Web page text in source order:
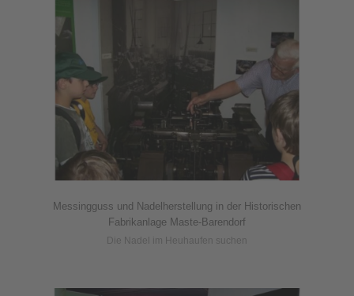
Messingguss und Nadelherstellung in der Historischen
Fabrikanlage Maste-Barendorf
Die Nadel im Heuhaufen suchen